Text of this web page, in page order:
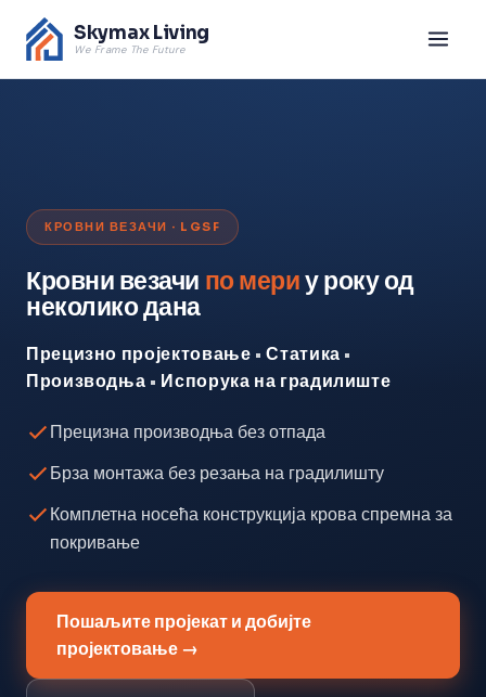
Skymax Living
We Frame The Future
КРОВНИ ВЕЗАЧИ · LGSF
Кровни везачи по мериу року од
неколико дана
Прецизно пројектовање •Статика •
Производња • Испорука на градилиште
Прецизна производња без отпада
Брза монтажа без резања на градилишту
Комплетна носећа конструкција крова спремна за
покривање
Пошаљите пројекат и добијте
пројектовање →